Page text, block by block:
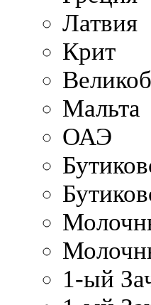
Латвия
Крит
Мальта
ОАЭ
1-ый